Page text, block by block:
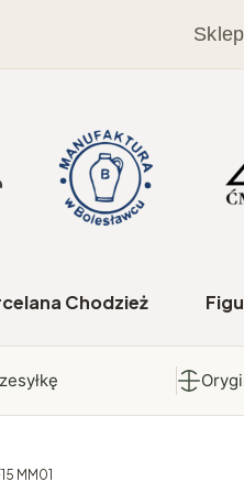
koszyku: 0. Zobacz
się
Chodzież
MM01